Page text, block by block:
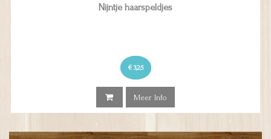
Nijntje haarspeldjes
€ 3,25
Meer Info